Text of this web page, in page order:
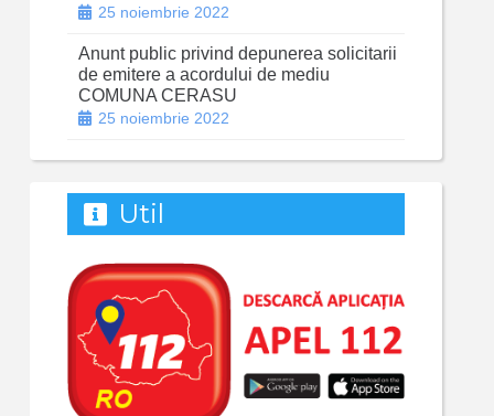
25 noiembrie 2022
Anunt public privind depunerea solicitarii
de emitere a acordului de mediu
COMUNA CERASU
25 noiembrie 2022
Util